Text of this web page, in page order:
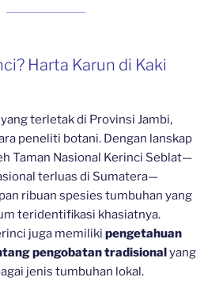
Harta Karun di Kaki
terletak di Provinsi Jambi,
peneliti botani. Dengan lanskap
Taman Nasional Kerinci Seblat—
terluas di Sumatera—
ribuan spesies tumbuhan yang
teridentifikasi khasiatnya.
juga memiliki pengetahuan
pengobatan tradisionalyang
jenis tumbuhan lokal.